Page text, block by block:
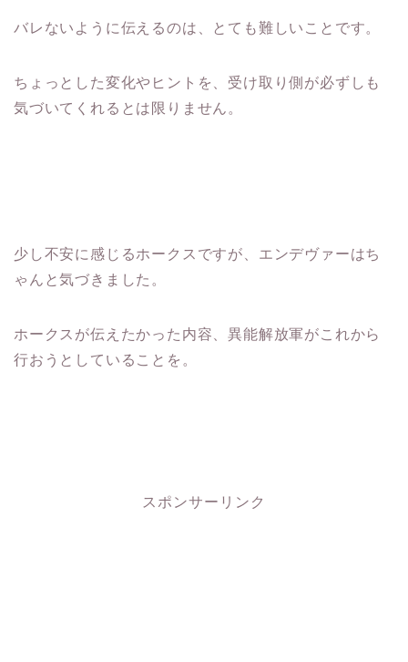
バレないように伝えるのは、とても難しいことです。
ちょっとした変化やヒントを、受け取り側が必ずしも
気づいてくれるとは限りません。
少し不安に感じるホークスですが、エンデヴァーはち
ゃんと気づきました。
ホークスが伝えたかった内容、異能解放軍がこれから
行おうとしていることを。
スポンサーリンク